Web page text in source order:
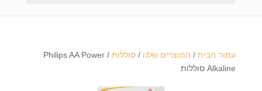
עמוד הבית/ המוצרים שלנו / סוללות
/ Philips AA Power
Alkaline סוללות